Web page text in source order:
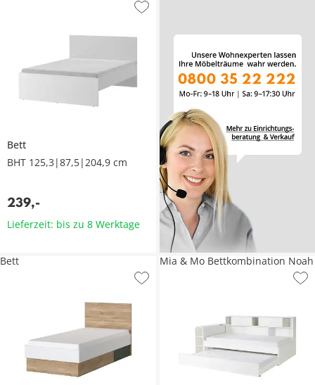
Bett
BHT 125,3|87,5|204,9 cm
239,-
Lieferzeit: bis zu 8 Werktage
Bett Mia & Mo Bettkombination Noah